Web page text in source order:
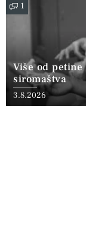
1
Više od
siromaštva
3.8.2026